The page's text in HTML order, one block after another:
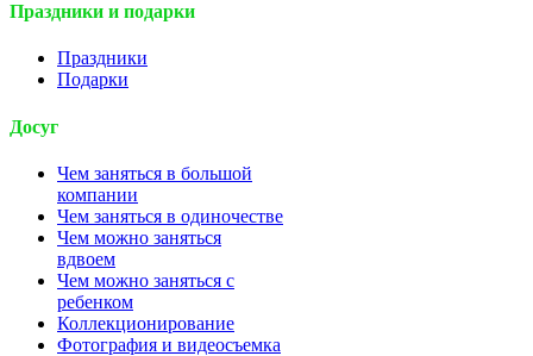
Праздники и подарки
Праздники
Подарки
Досуг
Чем заняться в большой
компании
Чем заняться в одиночестве
Чем можно заняться
вдвоем
Чем можно заняться с
ребенком
Коллекционирование
Фотография и видеосъемка